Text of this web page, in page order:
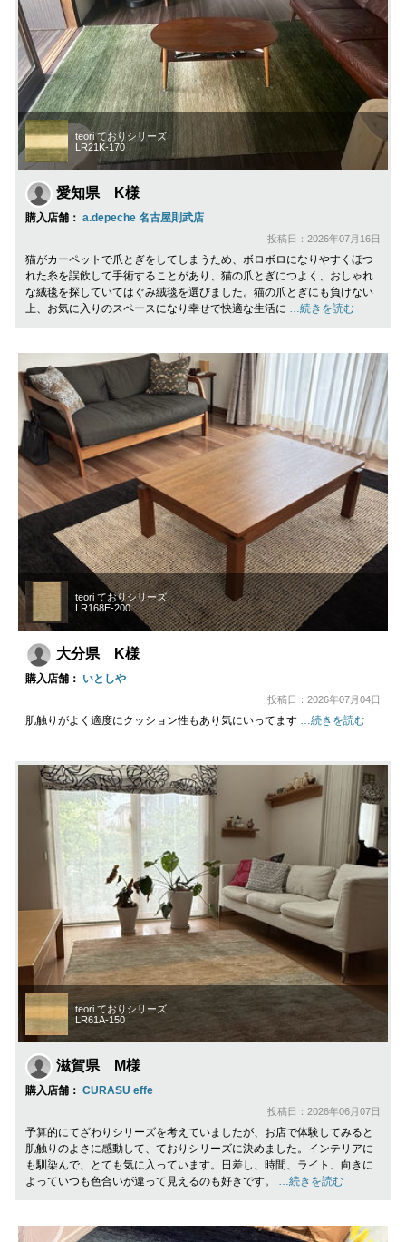
teori ておりシリーズ
LR21K-170
愛知県 K様
購入店舗： a.depeche 名古屋則武店
投稿日：2026年07月16日
猫がカーペットで爪とぎをしてしまうため、ボロボロになりやすくほつ
れた糸を誤飲して手術することがあり、猫の爪とぎにつよく、おしゃれ
な絨毯を探していてはぐみ絨毯を選びました。猫の爪とぎにも負けない
上、お気に入りのスペースになり幸せで快適な生活に …続きを読む
teori ておりシリーズ
LR168E-200
大分県 K様
購入店舗： いとしや
投稿日：2026年07月04日
肌触りがよく適度にクッション性もあり気にいってます …続きを読む
teori ておりシリーズ
LR61A-150
滋賀県 M様
購入店舗： CURASU effe
投稿日：2026年06月07日
予算的にてざわりシリーズを考えていましたが、お店で体験してみると
肌触りのよさに感動して、ておりシリーズに決めました。インテリアに
も馴染んで、とても気に入っています。日差し、時間、ライト、向きに
よっていつも色合いが違って見えるのも好きです。 …続きを読む